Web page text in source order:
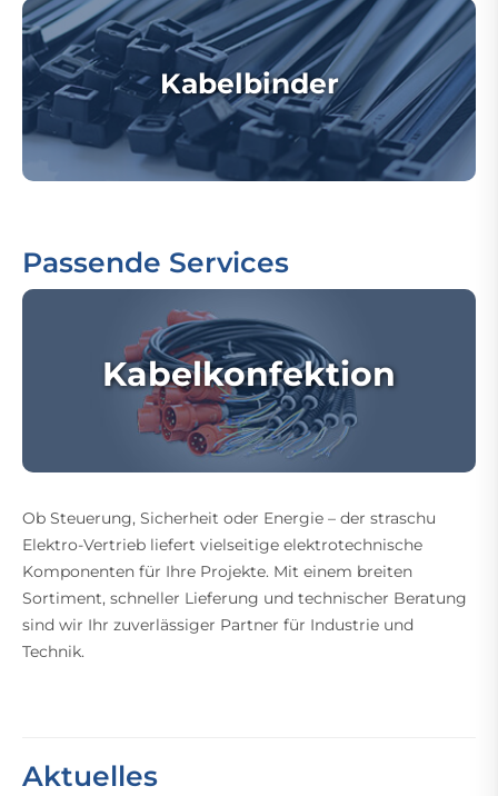
Kabelbinder
Passende Services
Kabelkonfektion
Ob Steuerung, Sicherheit oder Energie – der straschu
Elektro-Vertrieb liefert vielseitige elektrotechnische
Komponenten für Ihre Projekte. Mit einem breiten
Sortiment, schneller Lieferung und technischer Beratung
sind wir Ihr zuverlässiger Partner für Industrie und
Technik.
Aktuelles